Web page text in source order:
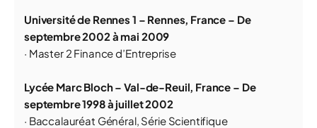
Université de Rennes 1 – Rennes, France – De
septembre 2002 à mai 2009
· Master 2 Finance d’Entreprise
Lycée Marc Bloch – Val-de-Reuil, France – De
septembre 1998 à juillet 2002
· Baccalauréat Général, Série Scientifique